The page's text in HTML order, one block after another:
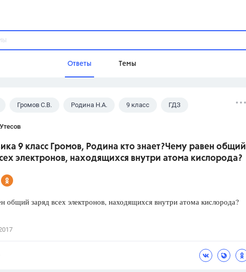
Ответы Темы
Домашнее задание
Громов С.В. Родина Н.А. 9 класс ГДЗ
9 класс Громов, Родина кто знает?Чему равен общий
электронов, находящихся внутри атома кислорода?
общий заряд всех электронов, находящихся внутри атома кислорода?